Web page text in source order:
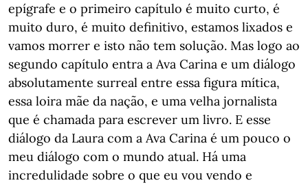
epígrafe e o primeiro capítulo é muito curto, é
muito duro, é muito definitivo, estamos lixados e
vamos morrer e isto não tem solução. Mas logo ao
segundo capítulo entra a Ava Carina e um diálogo
absolutamente surreal entre essa figura mítica,
essa loira mãe da nação, e uma velha jornalista
que é chamada para escrever um livro. E esse
diálogo da Laura com a Ava Carina é um pouco o
meu diálogo com o mundo atual. Há uma
incredulidade sobre o que eu vou vendo e